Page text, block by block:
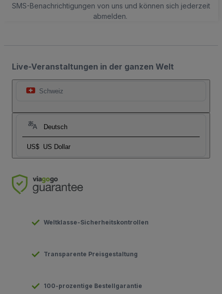
SMS-Benachrichtigungen von uns und können sich jederzeit
abmelden.
Live-Veranstaltungen in der ganzen Welt
Schweiz
Deutsch
US$ US Dollar
Weltklasse-Sicherheitskontrollen
Transparente Preisgestaltung
100-prozentige Bestellgarantie